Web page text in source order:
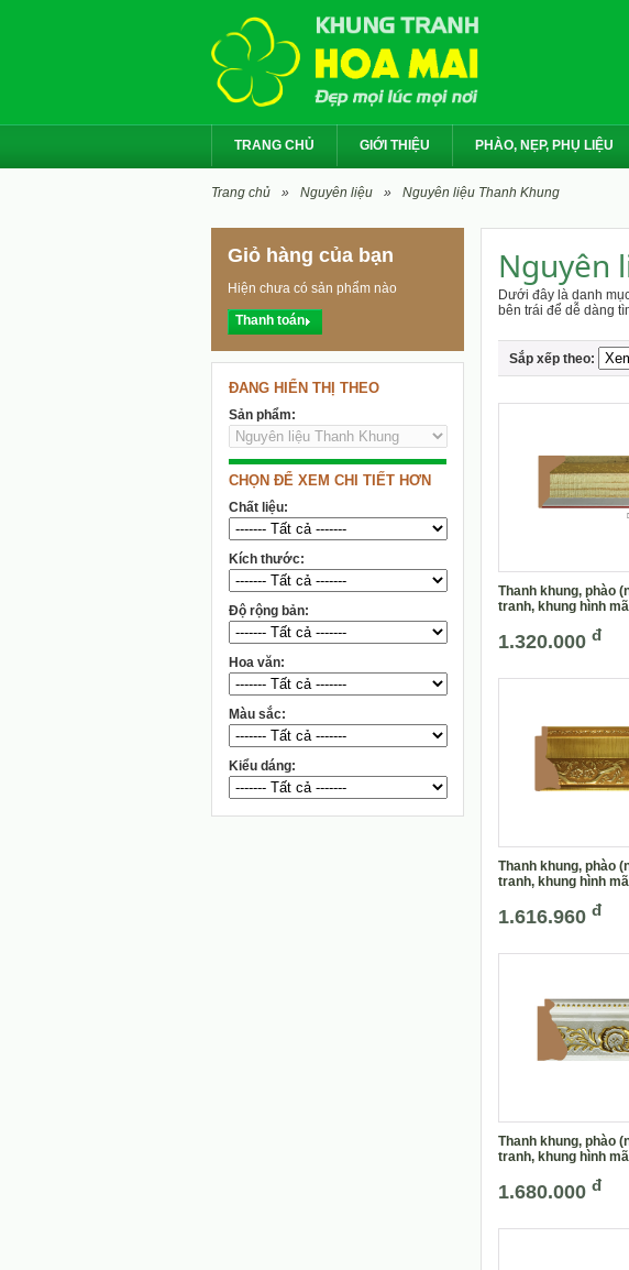
TRANG CHỦ GIỚI THIỆU PHÀO, NẸP, PHỤ LIỆU
Trang chủ » Nguyên liệu » Nguyên liệu Thanh Khung
Giỏ hàng của bạn
Hiện chưa có sản phẩm nào
Thanh toán
ĐANG HIỂN THỊ THEO
Sản phẩm:
CHỌN ĐỂ XEM CHI TIẾT HƠN
Chất liệu:
Kích thước:
Độ rộng bản:
Hoa văn:
Màu sắc:
Kiểu dáng:
Nguyên
Dưới đây là danh
bên trái để dễ dàng
Sắp xếp theo:
Thanh khung, phào
tranh, khung hình
1.320.000 đ
Thanh khung, phào
tranh, khung hình
1.616.960 đ
Thanh khung, phào
tranh, khung hình
1.680.000 đ